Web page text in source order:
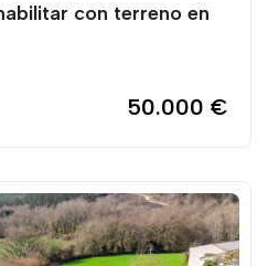
con terreno en
50.000 €